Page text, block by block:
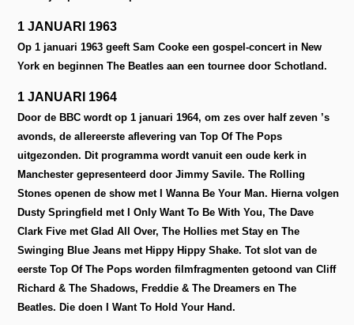
1 JANUARI 1963
Op 1 januari 1963 geeft Sam Cooke een gospel-concert in New
York en beginnen The Beatles aan een tournee door Schotland.
1 JANUARI 1964
Door de BBC wordt op 1 januari 1964, om zes over half zeven ’s
avonds, de allereerste aflevering van Top Of The Pops
uitgezonden. Dit programma wordt vanuit een oude kerk in
Manchester gepresenteerd door Jimmy Savile.The Rolling
Stones openen de show met I Wanna Be Your Man. Hierna volgen
Dusty Springfield met I Only Want To Be With You, The Dave
Clark Five met Glad All Over, The Hollies met Stay en The
Swinging Blue Jeans met Hippy Hippy Shake. Tot slot van de
eerste Top Of The Pops worden filmfragmenten getoond van Cliff
Richard & The Shadows, Freddie & The Dreamers en The
Beatles. Die doen I Want To Hold Your Hand.